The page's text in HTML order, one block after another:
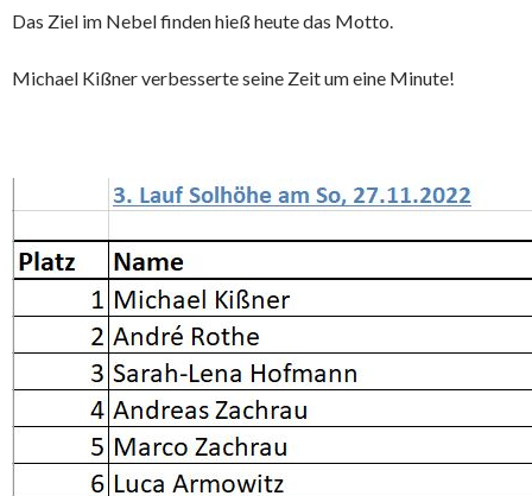
Das Ziel im Nebel finden hieß heute das Motto.
Michael Kißner verbesserte seine Zeit um eine Minute!